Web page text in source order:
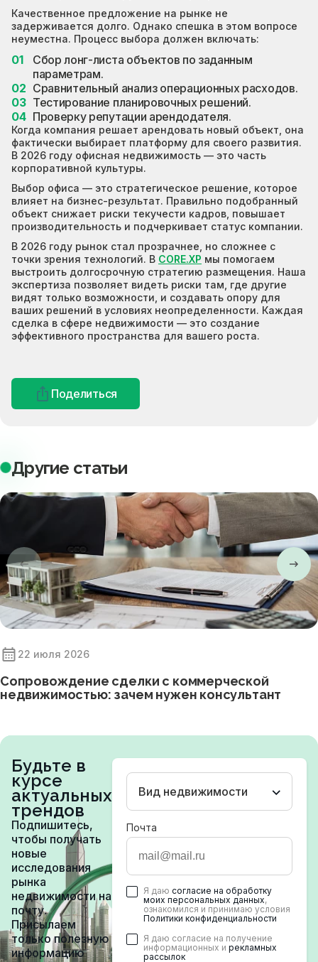
Качественное предложение на рынке не
задерживается долго. Однако спешка в этом вопросе
неуместна. Процесс выбора должен включать:
Сбор лонг-листа объектов по заданным
параметрам.
Сравнительный анализ операционных расходов.
Тестирование планировочных решений.
Проверку репутации арендодателя.
Когда компания решает арендовать новый объект, она
фактически выбирает платформу для своего развития.
В 2026 году офисная недвижимость — это часть
корпоративной культуры.
Выбор офиса — это стратегическое решение, которое
влияет на бизнес-результат. Правильно подобранный
объект снижает риски текучести кадров, повышает
производительность и подчеркивает статус компании.
В 2026 году рынок стал прозрачнее, но сложнее с
точки зрения технологий. В CORE.XP мы помогаем
выстроить долгосрочную стратегию размещения. Наша
экспертиза позволяет видеть риски там, где другие
видят только возможности, и создавать опору для
ваших решений в условиях неопределенности. Каждая
сделка в сфере недвижимости — это создание
эффективного пространства для вашего роста.
Поделиться
Другие статьи
22 июля 2026
Сопровождение сделки с коммерческой
недвижимостью: зачем нужен консультант
Будьте в
курсе
актуальных
трендов
Подпишитесь,
чтобы получать
новые
исследования
рынка
недвижимости на
почту.
Присылаем
только полезную
информацию
Вид недвижимости
Почта
Я даю согласие на обработку
моих персональных данных,
ознакомился и принимаю условия
Политики конфиденциальности
Я даю согласие на получение
информационных и рекламных
рассылок